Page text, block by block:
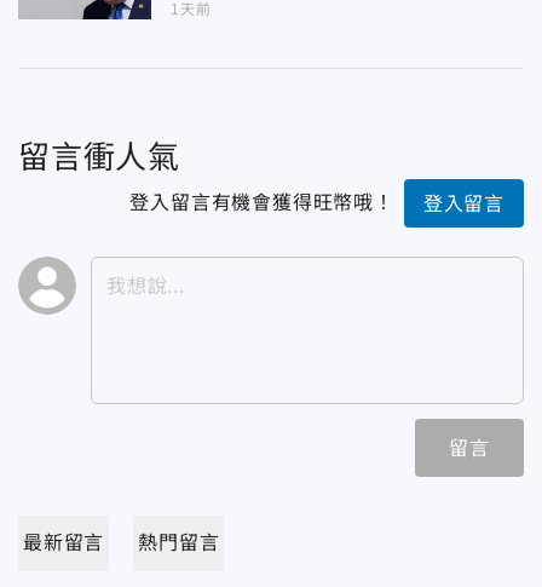
1天前
留言衝人氣
登入留言有機會獲得旺幣哦！ 登入留言
留言
最新留言 熱門留言